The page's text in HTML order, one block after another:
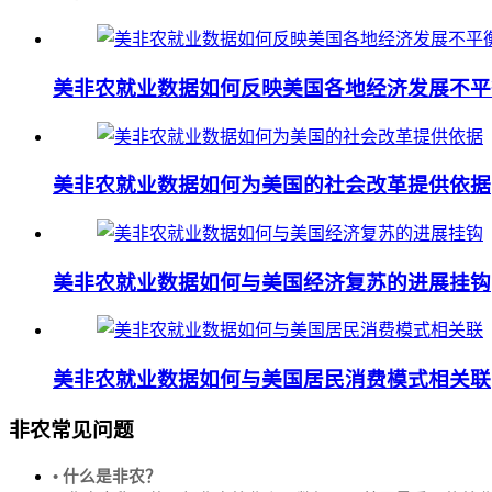
美非农就业数据如何反映美国各地经济发展不
美非农就业数据如何为美国的社会改革提供依据
美非农就业数据如何与美国经济复苏的进展挂钩
美非农就业数据如何与美国居民消费模式相关联
非农常见问题
• 什么是非农？